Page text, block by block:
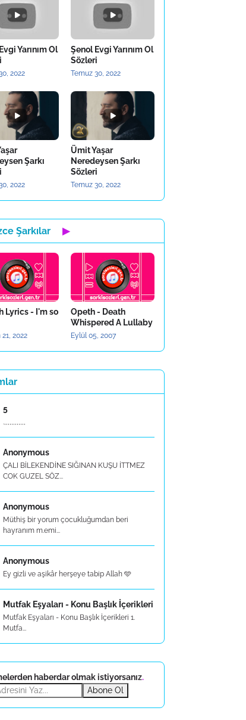
Yarınım Ol
2022
Şenol Evgi Yarınım Ol
Sözleri
Temuz 30, 2022
Şarkı
2022
Ümit Yaşar
Neredeysen Şarkı
Sözleri
Temuz 30, 2022
Şarkılar ▶
Lyrics - I'm so
2022
Opeth - Death
Whispered A Lullaby
Eylül 05, 2007
5
.,,,,,,,,,,,,
Anonymous
ÇALI BİLEKENDİNE SIĞINAN KUŞU İTTMEZ
COK GUZEL SÖZ...
Anonymous
Müthiş bir yorum çocukluğumdan beri
hayranım m.emi...
Anonymous
Ey gizli ve aşikâr herşeye tabip Allah 🩵
Mutfak Eşyaları - Konu Başlık İçerikleri
Mutfak Eşyaları - Konu Başlık İçerikleri 1.
Mutfa...
haberdar olmak istiyorsanız.
Abone Ol